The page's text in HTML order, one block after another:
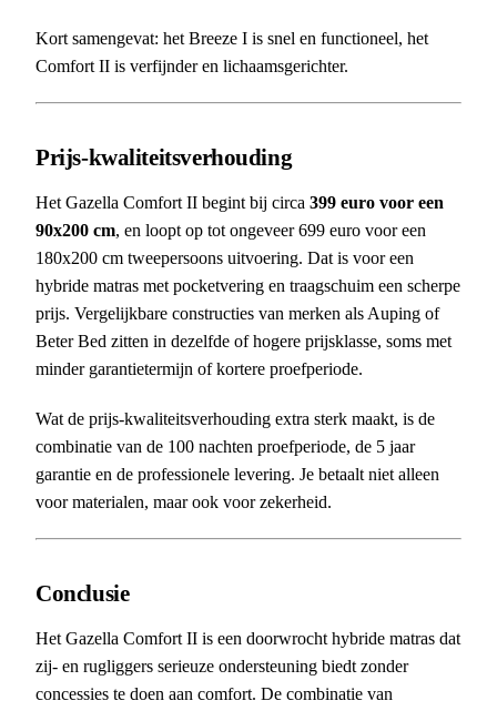
Kort samengevat: het Breeze I is snel en functioneel, het
Comfort II is verfijnder en lichaamsgerichter.
Prijs-kwaliteitsverhouding
Het Gazella Comfort II begint bij circa 399 euro voor een
90x200 cm, en loopt op tot ongeveer 699 euro voor een
180x200 cm tweepersoons uitvoering. Dat is voor een
hybride matras met pocketvering en traagschuim een scherpe
prijs. Vergelijkbare constructies van merken als Auping of
Beter Bed zitten in dezelfde of hogere prijsklasse, soms met
minder garantietermijn of kortere proefperiode.
Wat de prijs-kwaliteitsverhouding extra sterk maakt, is de
combinatie van de 100 nachten proefperiode, de 5 jaar
garantie en de professionele levering. Je betaalt niet alleen
voor materialen, maar ook voor zekerheid.
Conclusie
Het Gazella Comfort II is een doorwrocht hybride matras dat
zij- en rugliggers serieuze ondersteuning biedt zonder
concessies te doen aan comfort. De combinatie van